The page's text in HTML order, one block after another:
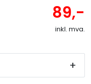
89,-
inkl. mva.
+